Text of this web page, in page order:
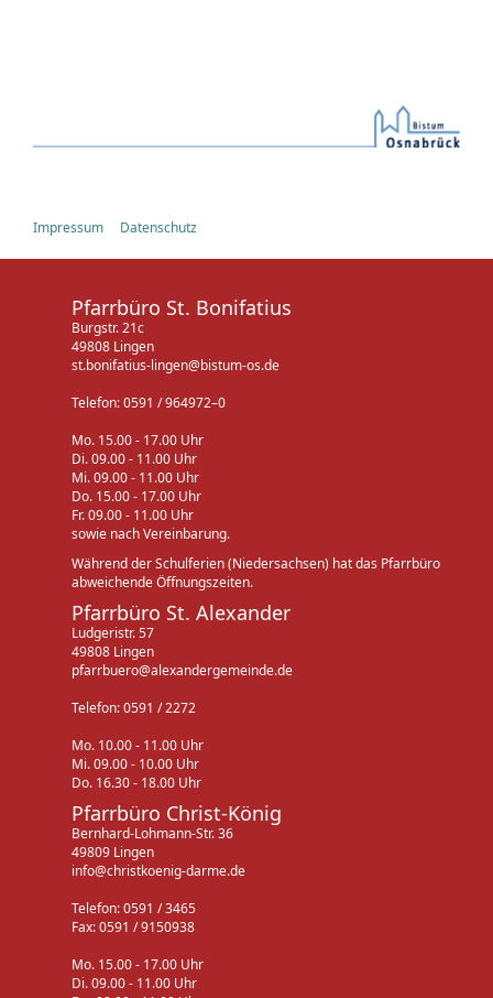
Impressum Datenschutz
Pfarrbüro St. Bonifatius
Burgstr. 21c
49808 Lingen
st.bonifatius-lingen@bistum-os.de
Telefon: 0591 / 964972–0
Mo. 15.00 - 17.00 Uhr
Di. 09.00 - 11.00 Uhr
Mi. 09.00 - 11.00 Uhr
Do. 15.00 - 17.00 Uhr
Fr. 09.00 - 11.00 Uhr
sowie nach Vereinbarung.
Während der Schulferien (Niedersachsen) hat das Pfarrbüro
abweichende Öffnungszeiten.
Pfarrbüro St. Alexander
Ludgeristr. 57
49808 Lingen
pfarrbuero@alexandergemeinde.de
Telefon: 0591 / 2272
Mo. 10.00 - 11.00 Uhr
Mi. 09.00 - 10.00 Uhr
Do. 16.30 - 18.00 Uhr
Pfarrbüro Christ-König
Bernhard-Lohmann-Str. 36
49809 Lingen
info@christkoenig-darme.de
Telefon: 0591 / 3465
Fax: 0591 / 9150938
Mo. 15.00 - 17.00 Uhr
Di. 09.00 - 11.00 Uhr